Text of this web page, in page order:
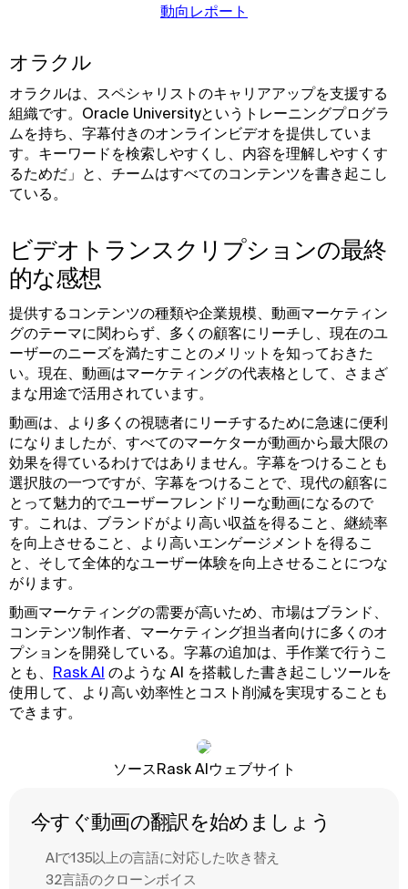
動向レポート
オラクル
オラクルは、スペシャリストのキャリアアップを支援する
組織です。Oracle Universityというトレーニングプログラ
ムを持ち、字幕付きのオンラインビデオを提供していま
す。キーワードを検索しやすくし、内容を理解しやすくす
るためだ」と、チームはすべてのコンテンツを書き起こし
ている。
ビデオトランスクリプションの最終
的な感想
提供するコンテンツの種類や企業規模、動画マーケティン
グのテーマに関わらず、多くの顧客にリーチし、現在のユ
ーザーのニーズを満たすことのメリットを知っておきた
い。現在、動画はマーケティングの代表格として、さまざ
まな用途で活用されています。
動画は、より多くの視聴者にリーチするために急速に便利
になりましたが、すべてのマーケターが動画から最大限の
効果を得ているわけではありません。字幕をつけることも
選択肢の一つですが、字幕をつけることで、現代の顧客に
とって魅力的でユーザーフレンドリーな動画になるので
す。これは、ブランドがより高い収益を得ること、継続率
を向上させること、より高いエンゲージメントを得るこ
と、そして全体的なユーザー体験を向上させることにつな
がります。
動画マーケティングの需要が高いため、市場はブランド、
コンテンツ制作者、マーケティング担当者向けに多くのオ
プションを開発している。字幕の追加は、手作業で行うこ
とも、 Rask AI のような AI を搭載した書き起こしツールを
使用して、より高い効率性とコスト削減を実現することも
できます。
ソースRask AIウェブサイト
今すぐ動画の翻訳を始めましょう
AIで135以上の言語に対応した吹き替え
32言語のクローンボイス